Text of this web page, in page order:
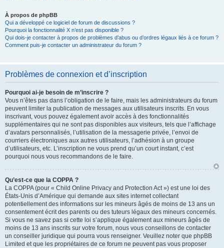
À propos de phpBB
Qui a développé ce logiciel de forum de discussions ?
Pourquoi la fonctionnalité X n’est pas disponible ?
Qui dois-je contacter à propos de problèmes d’abus ou d’ordres légaux liés à ce forum ?
Comment puis-je contacter un administrateur du forum ?
Problèmes de connexion et d’inscription
Pourquoi ai-je besoin de m’inscrire ?
Vous n’êtes pas dans l’obligation de le faire, mais les administrateurs du forum
peuvent limiter la publication de messages aux utilisateurs inscrits. En vous
inscrivant, vous pouvez également avoir accès à des fonctionnalités
supplémentaires qui ne sont pas disponibles aux visiteurs, tels que l’affichage
d’avatars personnalisés, l’utilisation de la messagerie privée, l’envoi de
courriers électroniques aux autres utilisateurs, l’adhésion à un groupe
d’utilisateurs, etc. L’inscription ne vous prend qu’un court instant, c’est
pourquoi nous vous recommandons de le faire.
Qu’est-ce que la COPPA ?
La COPPA (pour « Child Online Privacy and Protection Act ») est une loi des
États-Unis d’Amérique qui demande aux sites internet collectant
potentiellement des informations sur les mineurs âgés de moins de 13 ans un
consentement écrit des parents ou des tuteurs légaux des mineurs concernés.
Si vous ne savez pas si cette loi s’applique également aux mineurs âgés de
moins de 13 ans inscrits sur votre forum, nous vous conseillons de contacter
un conseiller juridique qui pourra vous renseigner. Veuillez noter que phpBB
Limited et que les propriétaires de ce forum ne peuvent pas vous proposer